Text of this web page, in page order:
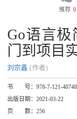
推荐 0
Go语言
门到项目
刘宗鑫 (作者)
书 号： 978-7-121-
出版日期： 2021-03-22
页 数： 256